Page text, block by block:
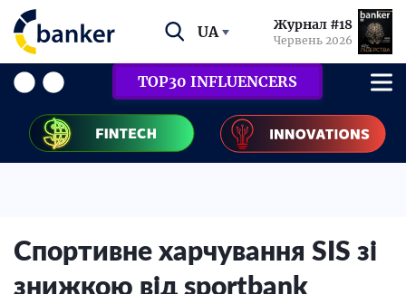
UA Журнал #18
Червень 2026
TOP30 INFLUENCERS
Спортивне харчування SIS зі
знижкою від sportbank